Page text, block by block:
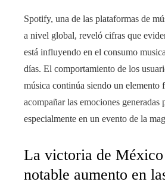
Spotify, una de las plataformas de
a nivel global, reveló cifras que
está influyendo en el consumo
días. El comportamiento de los
música continúa siendo un elemento
acompañar las emociones generadas
especialmente en un evento de la
La victoria de
notable aumento en